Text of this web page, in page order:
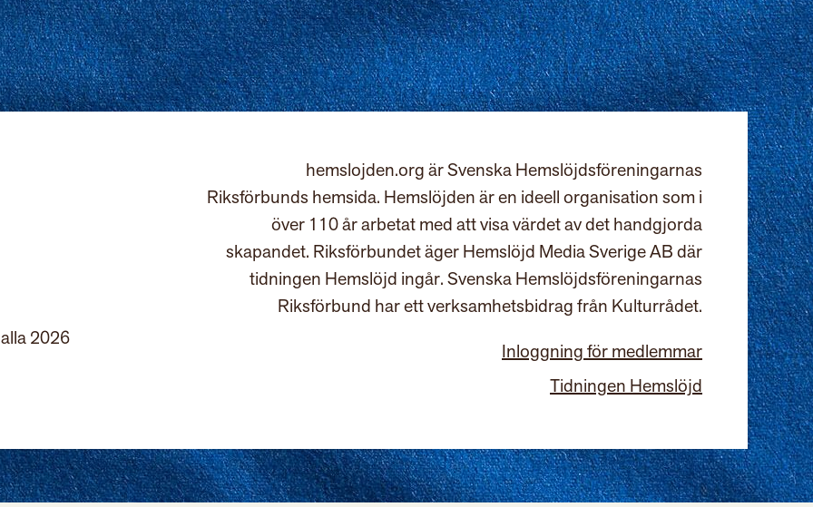
2026
hemslojden.org är Svenska Hemslöjdsföreningarnas
Riksförbunds hemsida. Hemslöjden är en ideell organisation som i
över 110 år arbetat med att visa värdet av det handgjorda
skapandet. Riksförbundet äger Hemslöjd Media Sverige AB där
tidningen Hemslöjd ingår. Svenska Hemslöjdsföreningarnas
Riksförbund har ett verksamhetsbidrag från Kulturrådet.
Inloggning för medlemmar
Tidningen Hemslöjd